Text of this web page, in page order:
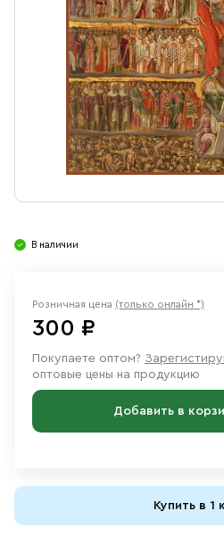
Ювелирные изделия
В наличии
Розничная цена (только онлайн *)
300 ₽
Покупаете оптом?
оптовые цены на продукцию
Добавить в
Купить в 1